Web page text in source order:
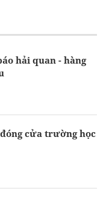
hải quan - hàng
cửa trường học